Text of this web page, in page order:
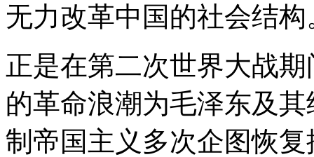
无力改革中国的社会结构
正是在第二次世界大战
的革命浪潮为毛泽东及
制帝国主义多次企图恢